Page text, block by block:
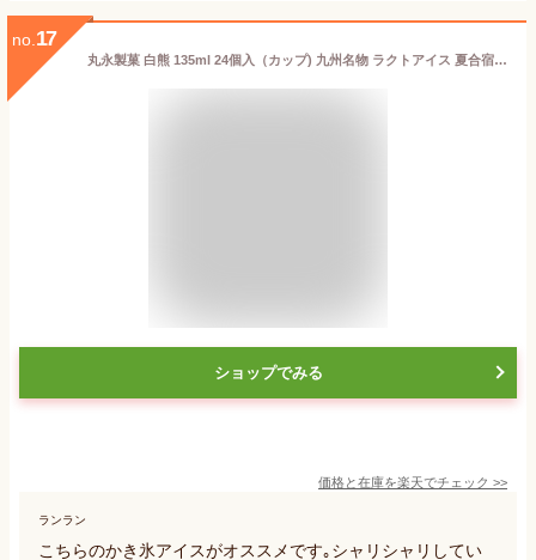
no. 17
丸永製菓 白熊 135ml 24個入（カップ) 九州名物 ラクトアイス 夏合宿 差し入れ 練乳かき氷 アイス 氷菓
ショップでみる
価格と在庫を楽天でチェック >>
ランラン
こちらのかき氷アイスがオススメです｡シャリシャリしてい